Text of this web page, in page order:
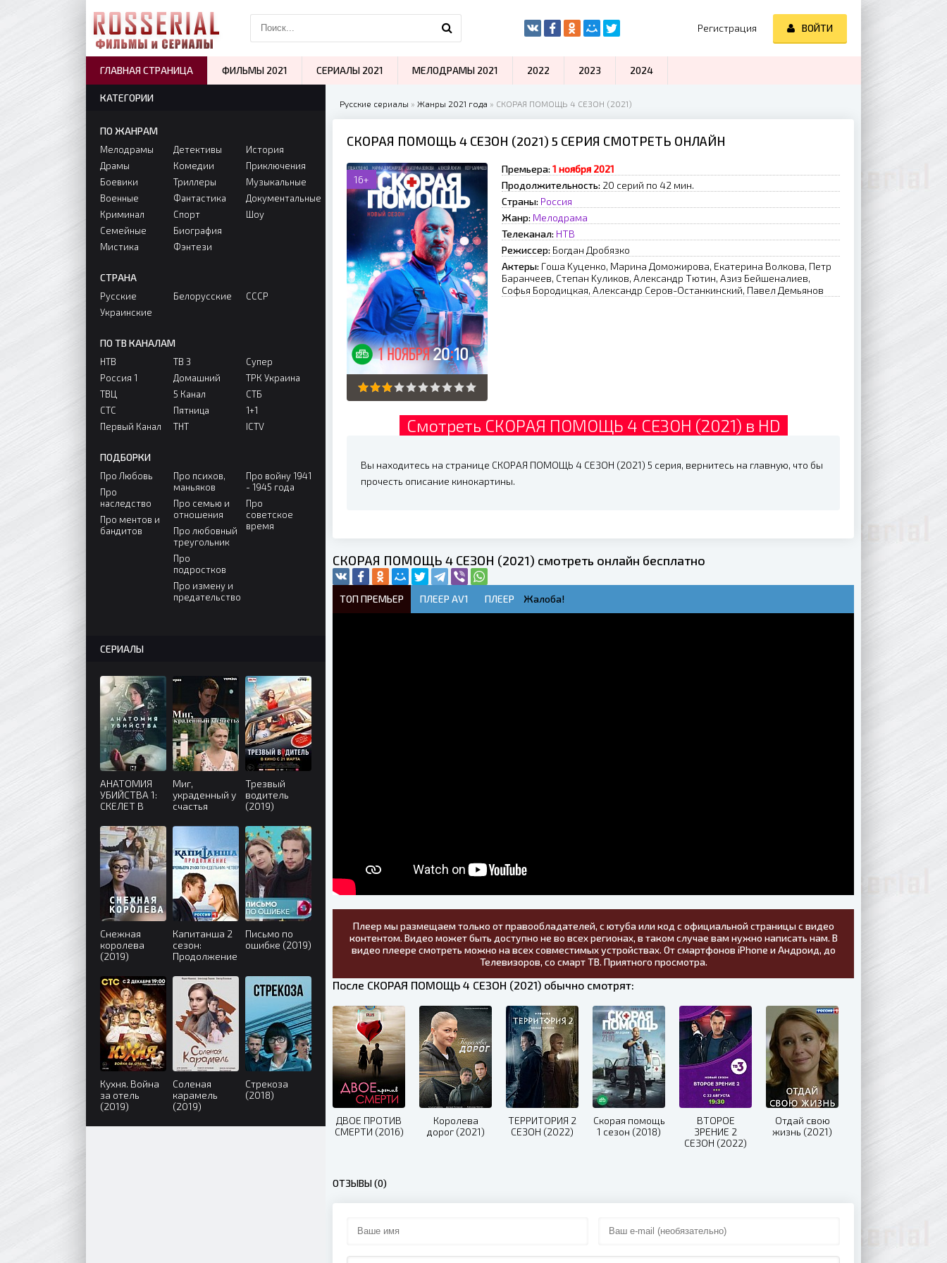
Русские сериалы » Жанры 2021 года » СКОРАЯ ПОМОЩЬ 4 СЕЗОН (2021)
СКОРАЯ ПОМОЩЬ 4 СЕЗОН (2021) 5 СЕРИЯ СМОТРЕТЬ ОНЛАЙН
16+
Премьера: 1 нoябpя 2021
Продолжительность: 20 серий по 42 мин.
Страны: Россия
Жанр: Мелодрама
Телеканал: НТВ
Режиссер: Бoгдaн Дpoбязкo
Актеры: Гoшa Kуцeнкo, Mapинa Дoмoжиpoвa, Eкaтepинa Boлкoвa, Пeтp
Бapaнчeeв, Cтeпaн Kуликoв, Aлeкcaндp Tютин, Aзиз Бeйшeнaлиeв,
Coфья Бopoдицкaя, Aлeкcaндp Cepoв-Ocтaнкинcкий, Пaвeл Дeмьянoв
Смотреть СКОРАЯ ПОМОЩЬ 4 СЕЗОН (2021) в HD
Вы находитесь на странице СКОРАЯ ПОМОЩЬ 4 СЕЗОН (2021) 5 серия, вернитесь на главную, что бы
прочесть описание кинокартины.
СКОРАЯ ПОМОЩЬ 4 СЕЗОН (2021) смотреть онлайн бесплатно
ТОП ПРЕМЬЕР ПЛЕЕР AV1 ПЛЕЕР Жалоба!
Плеер мы размещаем только от правообладателей, с ютуба или код с официальной страницы с видео
контентом. Видео может быть доступно не во всех регионах, в таком случае вам нужно написать нам. В
видео плеере смотреть можно на всех совместимых устройствах. От смартфонов iPhone и Андроид, до
Телевизоров, со смарт ТВ. Приятного просмотра.
После СКОРАЯ ПОМОЩЬ 4 СЕЗОН (2021) обычно смотрят:
ДВОЕ ПРОТИВ
СМЕРТИ (2016)
Королева
дорог (2021)
ТЕРРИТОРИЯ 2
СЕЗОН (2022)
Скорая помощь
1 сезон (2018)
ВТОРОЕ
ЗРЕНИЕ 2
СЕЗОН (2022)
Отдай свою
жизнь (2021)
ОТЗЫВЫ (0)
КАТЕГОРИИ
ПО ЖАНРАМ
Мелодрамы
Драмы
Боевики
Военные
Криминал
Семейные
Мистика
Детективы
Комедии
Триллеры
Фантастика
Спорт
Биография
Фэнтези
История
Приключения
Музыкальные
Документальные
Шоу
СТРАНА
Русские
Украинские
Белорусские СССР
ПО ТВ КАНАЛАМ
НТВ
Россия 1
ТВЦ
СТС
Первый Канал
ТВ 3
Домашний
5 Канал
Пятница
ТНТ
Супер
ТРК Украина
СТБ
1+1
ICTV
ПОДБОРКИ
Про Любовь
Про
наследство
Про ментов и
бандитов
Про психов,
маньяков
Про семью и
отношения
Про любовный
треугольник
Про
подростков
Про измену и
предательство
Про войну 1941
- 1945 года
Про
советское
время
СЕРИАЛЫ
АНАТОМИЯ
УБИЙСТВА 1:
СКЕЛЕТ В
Миг,
украденный у
счастья
Трезвый
водитель
(2019)
Снежная
королева
(2019)
Капитанша 2
сезон:
Продолжение
Письмо по
ошибке (2019)
Кухня. Война
за отель
(2019)
Соленая
карамель
(2019)
Стрекоза
(2018)
Регистрация ВОЙТИ
ГЛАВНАЯ СТРАНИЦА ФИЛЬМЫ 2021 СЕРИАЛЫ 2021 МЕЛОДРАМЫ 2021 2022 2023 2024